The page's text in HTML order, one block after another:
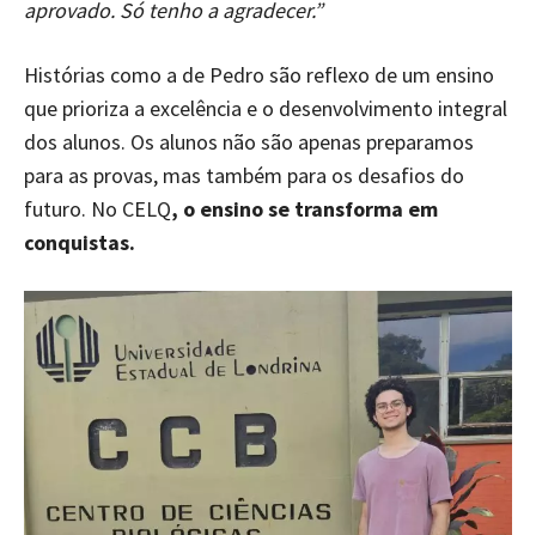
aprovado. Só tenho a agradecer.”
Histórias como a de Pedro são reflexo de um ensino
que prioriza a excelência e o desenvolvimento integral
dos alunos. Os alunos não são apenas preparamos
para as provas, mas também para os desafios do
futuro. No CELQ, o ensino se transforma em
conquistas.